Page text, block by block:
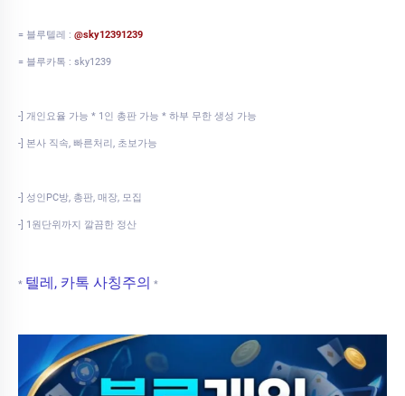
= 블루텔레 : @sky12391239
= 블루카톡 : sky1239
-] 개인요율 가능 * 1인 총판 가능 * 하부 무한 생성 가능
-] 본사 직속, 빠른처리, 초보가능
-] 성인PC방, 총판, 매장, 모집
-] 1원단위까지 깔끔한 정산
* 텔레, 카톡 사칭주의 *